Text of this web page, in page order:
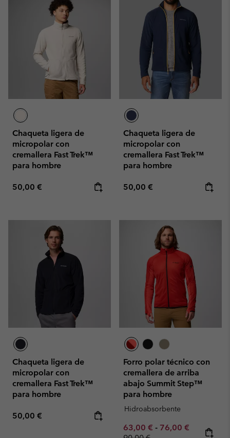
Chaqueta ligera de
micropolar con
cremallera Fast Trek™
para hombre
Regular price:
50,00 €
Chaqueta ligera de
micropolar con
cremallera Fast Trek™
para hombre
Regular price:
50,00 €
Chaqueta ligera de
micropolar con
cremallera Fast Trek™
para hombre
Regular price:
50,00 €
Forro polar técnico con
cremallera de arriba
abajo Summit Step™
para hombre
Hidroabsorbente
Minimum sale price:
63,00 € - Maximum sale
76,00 € Regular